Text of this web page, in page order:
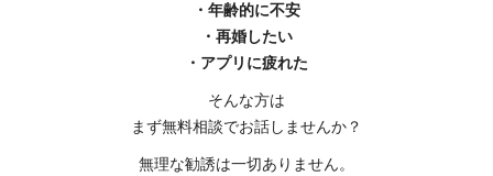
・年齢的に不安
・再婚したい
・アプリに疲れた
そんな方は
まず無料相談でお話しませんか？
無理な勧誘は一切ありません。